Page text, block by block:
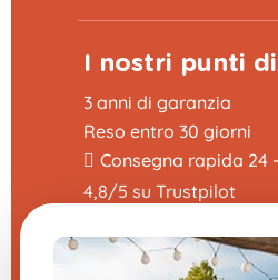
I nostri punti
3 anni di garanzia
Reso entro 30 giorni
Consegna rapida 24
4,8/5 su Trustpilot